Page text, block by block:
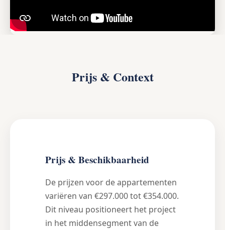
Prijs & Context
Prijs & Beschikbaarheid
De prijzen voor de appartementen
variëren van €297.000 tot €354.000.
Dit niveau positioneert het project
in het middensegment van de